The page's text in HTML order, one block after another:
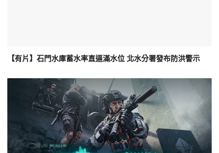
【有片】石門水庫蓄水率直逼滿水位 北水分署發布防洪警示